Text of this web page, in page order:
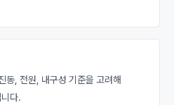
동, 전원, 내구성 기준을 고려해
다.